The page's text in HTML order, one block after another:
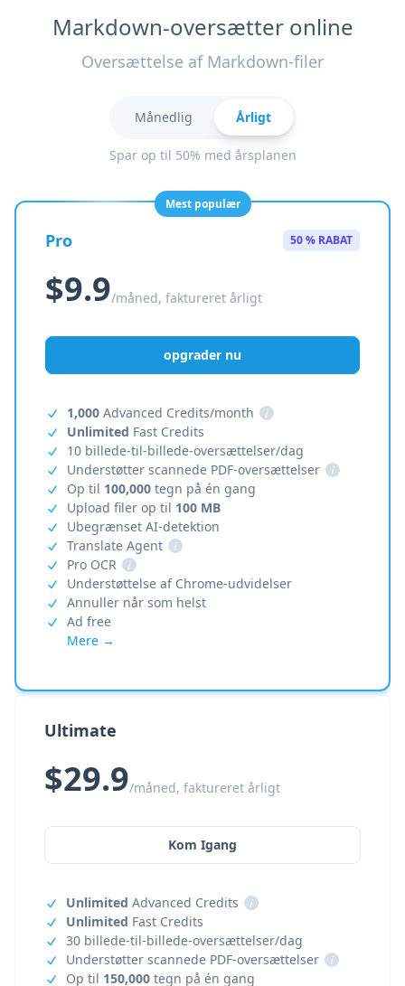
Markdown-oversætter online
Oversættelse af Markdown-filer
Månedlig Årligt
Spar op til 50% med årsplanen
Mest populær
Pro 50 % RABAT
$9.9/måned, faktureret årligt
opgrader nu
1,000 Advanced Credits/month
i
Unlimited Fast Credits
10 billede-til-billede-oversættelser/dag
Understøtter scannede PDF-oversættelser
i
Op til 100,000 tegn på én gang
Upload filer op til 100 MB
Ubegrænset AI-detektion
Translate Agent
i
Pro OCR
i
Understøttelse af Chrome-udvidelser
Annuller når som helst
Ad free
Mere →
Ultimate
$29.9/måned, faktureret årligt
Kom Igang
Unlimited Advanced Credits
i
Unlimited Fast Credits
30 billede-til-billede-oversættelser/dag
Understøtter scannede PDF-oversættelser
i
Op til 150,000 tegn på én gang